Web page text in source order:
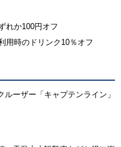
れか100円オフ
用時のドリンク10％オフ
ーザー「キャプテンライン」